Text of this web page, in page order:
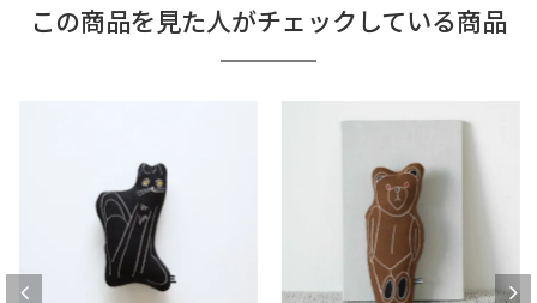
この商品を見た人がチェックしている商品